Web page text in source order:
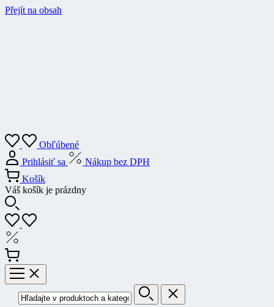
Přejít na obsah
Obľúbené
Prihlásiť sa
Nákup bez DPH
Košík
Váš košík je prázdny